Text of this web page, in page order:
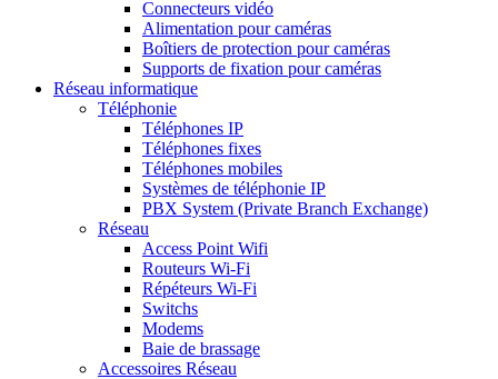
Connecteurs vidéo
Alimentation pour caméras
Boîtiers de protection pour caméras
Supports de fixation pour caméras
Réseau informatique
Téléphonie
Téléphones IP
Téléphones fixes
Téléphones mobiles
Systèmes de téléphonie IP
PBX System (Private Branch Exchange)
Réseau
Access Point Wifi
Routeurs Wi-Fi
Répéteurs Wi-Fi
Switchs
Modems
Baie de brassage
Accessoires Réseau